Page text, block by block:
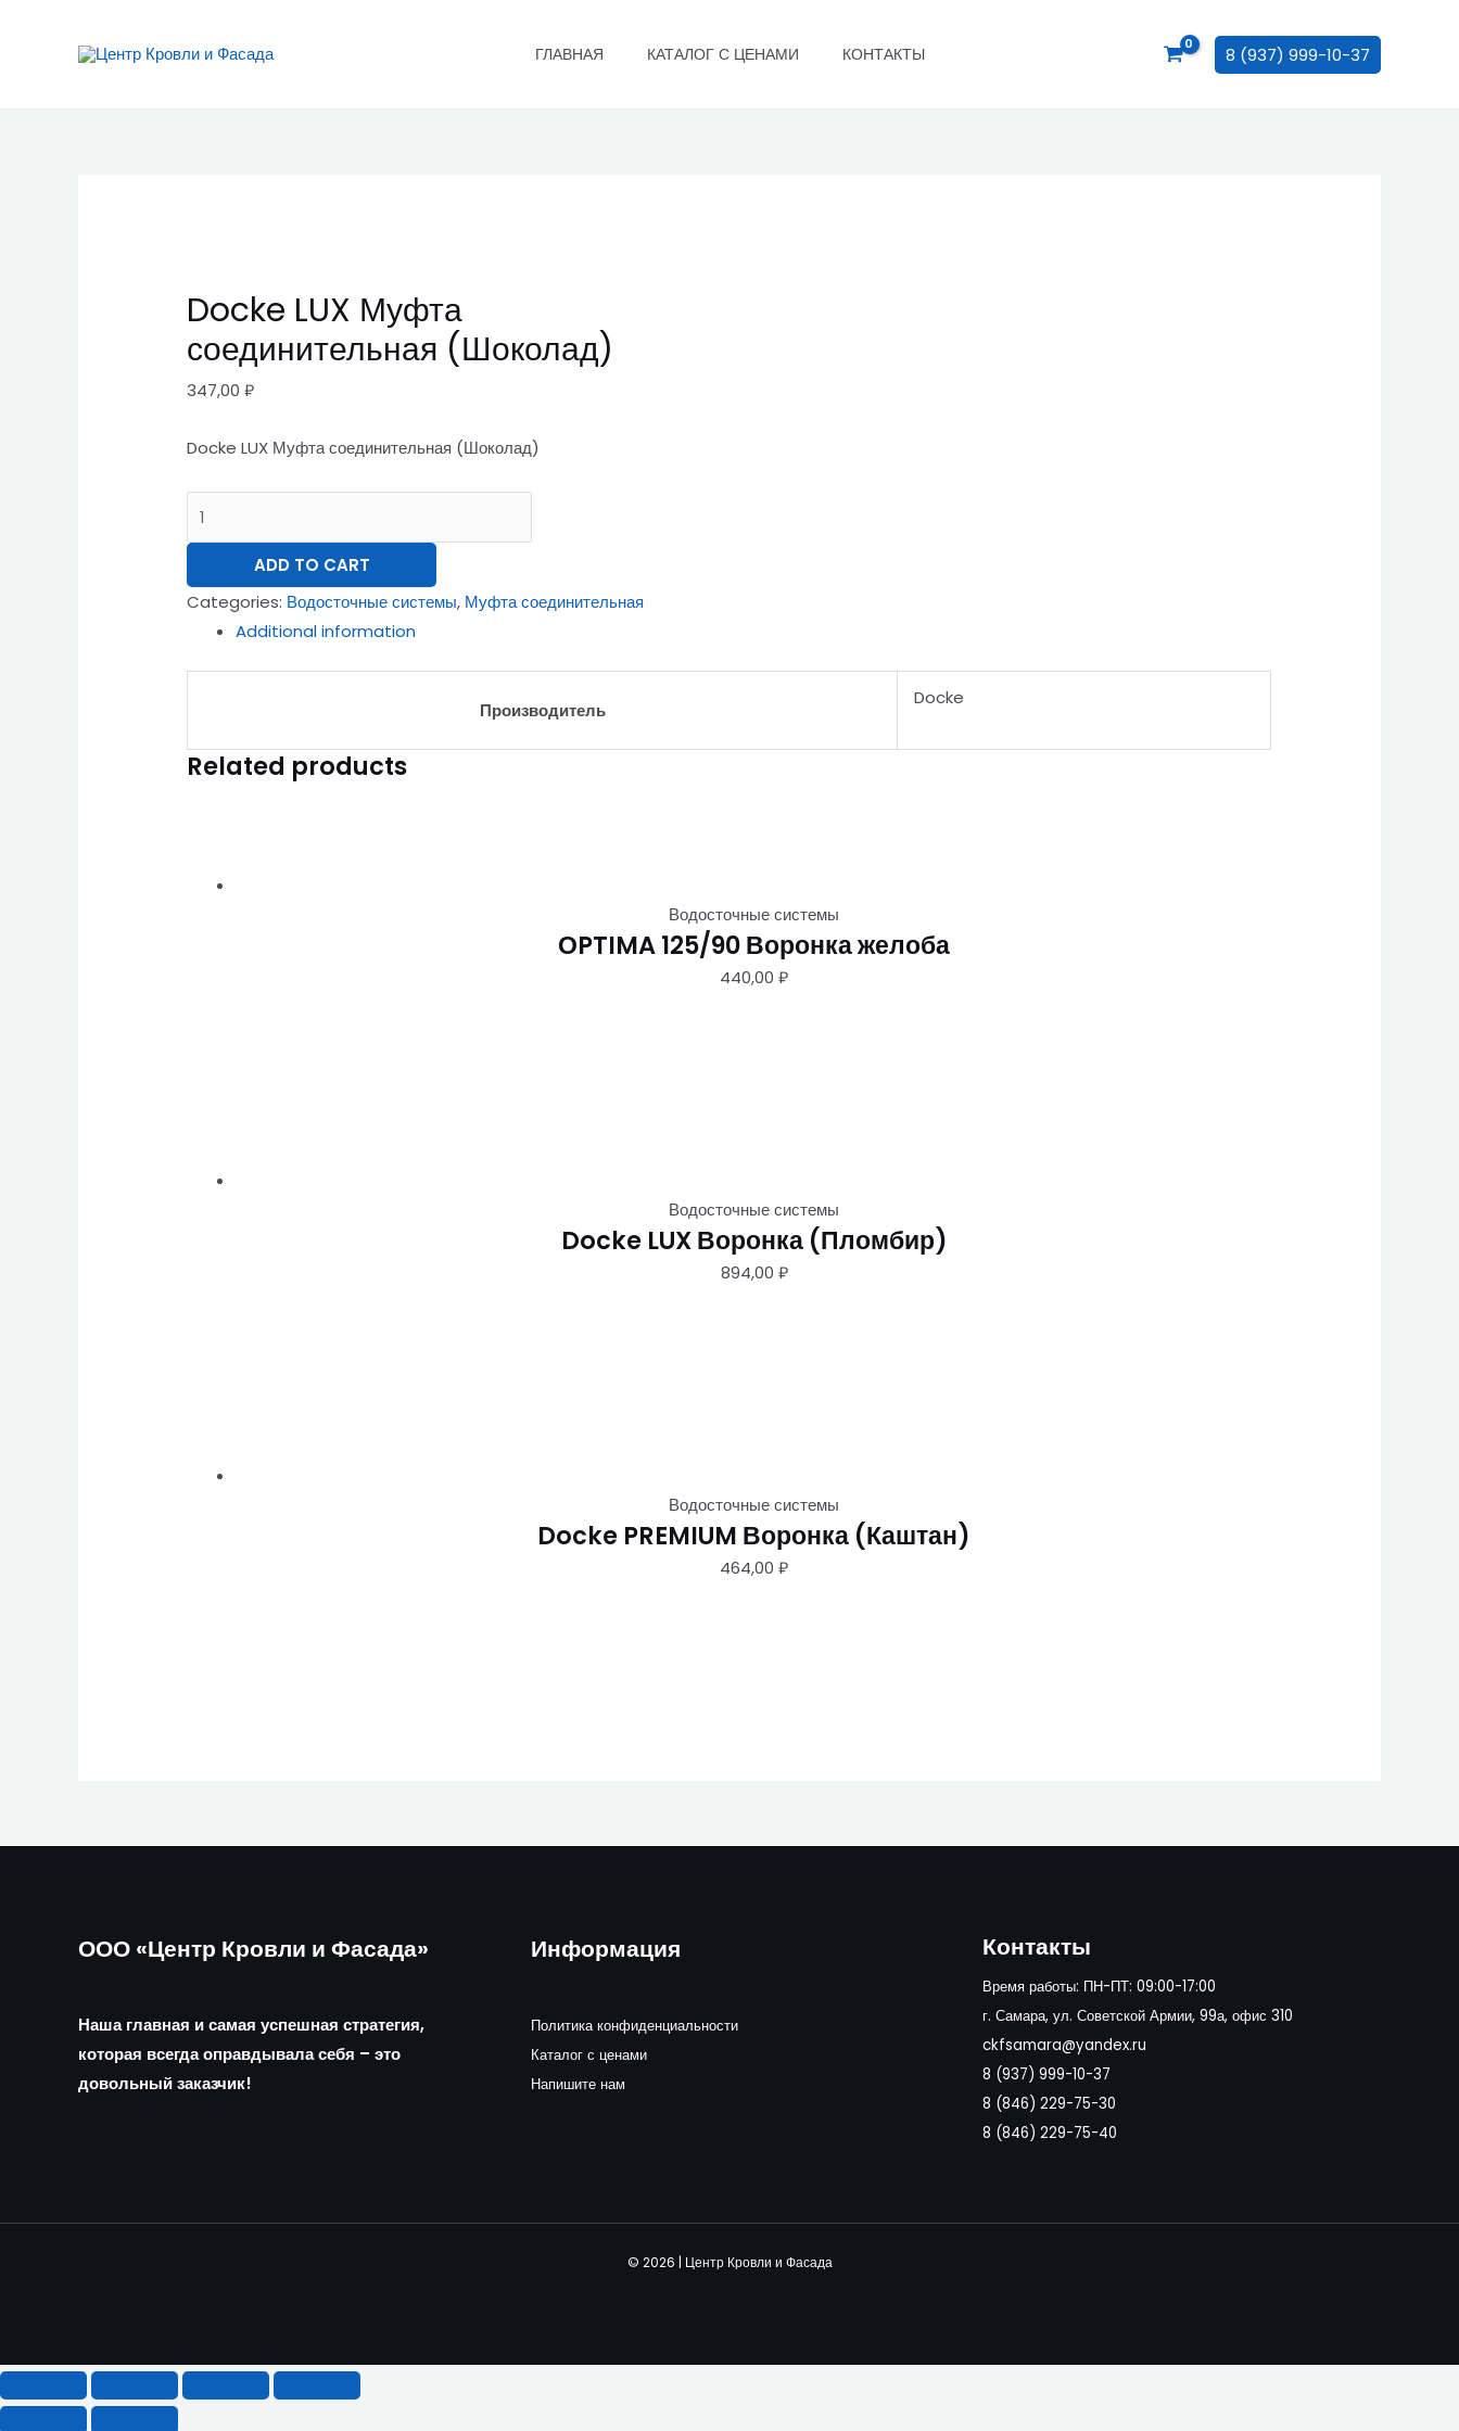
ГЛАВНАЯ КАТАЛОГ С ЦЕНАМИ КОНТАКТЫ 8 (937) 999-10-37
Docke LUX Муфта
соединительная (Шоколад)
347,00₽
Docke LUX Муфта соединительная (Шоколад)
ADD TO CART
Categories: Водосточные системы, Муфта соединительная
Additional information
Производитель
Docke
Related products
Водосточные системы
ОPTIMA 125/90 Воронка желоба
440,00 ₽
Водосточные системы
Docke LUX Воронка (Пломбир)
894,00 ₽
Водосточные системы
Docke PREMIUM Воронка (Каштан)
464,00 ₽
ООО «Центр Кровли и Фасада»
Наша главная и самая успешная стратегия,
которая всегда оправдывала себя – это
довольный заказчик!
Информация
Политика конфиденциальности
Каталог с ценами
Напишите нам
Контакты
Время работы: ПН-ПТ: 09:00-17:00
г. Самара, ул. Советской Армии, 99а, офис 310
ckfsamara@yandex.ru
8 (937) 999-10-37
8 (846) 229-75-30
8 (846) 229-75-40
© 2026 | Центр Кровли и Фасада